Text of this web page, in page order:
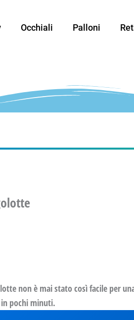
Occhiali Palloni
non è mai stato così facile per
pochi minuti.